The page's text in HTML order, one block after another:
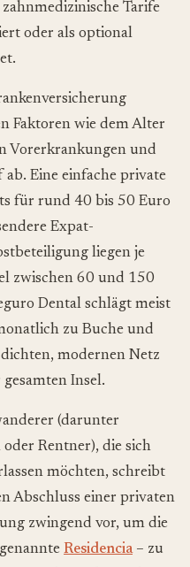
Tarife
oder als optional
Faktoren wie dem Alter
Vorerkrankungen und
Eine einfache private
für rund 40 bis 50 Euro
Expat-
liegen je
zwischen 60 und 150
Dental schlägt meist
zu Buche und
modernen Netz
Insel.
(darunter
Rentner), die sich
möchten, schreibt
Abschluss einer privaten
zwingend vor, um die
Residencia– zu